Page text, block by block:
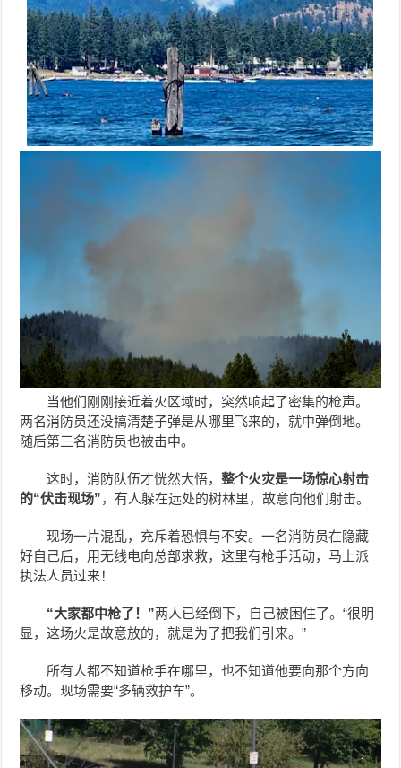
当他们刚刚接近着火区域时，突然响起了密集的枪声。
两名消防员还没搞清楚子弹是从哪里飞来的，就中弹倒地。
随后第三名消防员也被击中。
这时，消防队伍才恍然大悟，整个火灾是一场惊心射击
的“伏击现场”，有人躲在远处的树林里，故意向他们射击。
现场一片混乱，充斥着恐惧与不安。一名消防员在隐藏
好自己后，用无线电向总部求救，这里有枪手活动，马上派
执法人员过来！
“大家都中枪了！”两人已经倒下，自己被困住了。“很明
显，这场火是故意放的，就是为了把我们引来。”
所有人都不知道枪手在哪里，也不知道他要向那个方向
移动。现场需要“多辆救护车”。